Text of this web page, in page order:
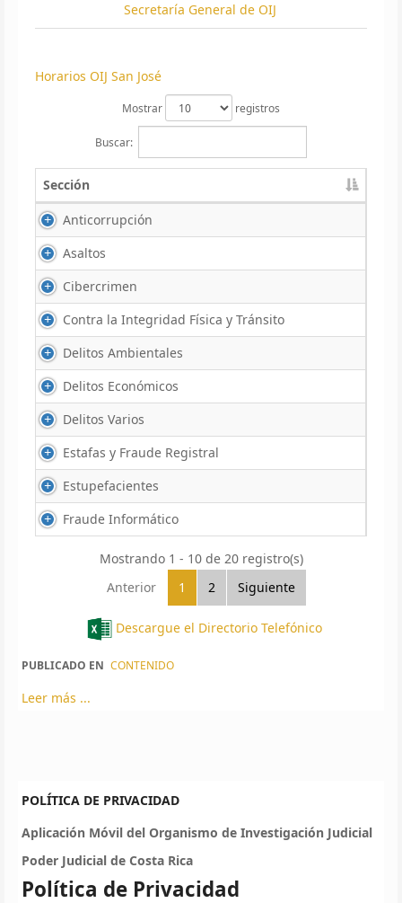
Secretaría General de OIJ
Horarios OIJ San José
Mostrar registros
Buscar:
Sección
Anticorrupción
Asaltos
Cibercrimen
Contra la Integridad Física y Tránsito
Delitos Ambientales
Delitos Económicos
Delitos Varios
Estafas y Fraude Registral
Estupefacientes
Fraude Informático
Mostrando 1 - 10 de 20 registro(s)
Anterior
1 2 Siguiente
Descargue el Directorio Telefónico
PUBLICADO EN CONTENIDO
Leer más ...
POLÍTICA DE PRIVACIDAD
Aplicación Móvil del Organismo de Investigación Judicial
Poder Judicial de Costa Rica
Política de Privacidad